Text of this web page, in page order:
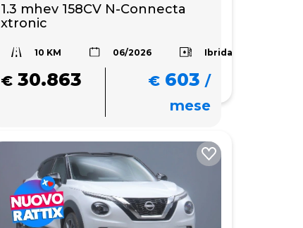
1.3 mhev 158CV N-Connecta
xtronic
10 KM 06/2026 Ibrida
€ 30.863 € 603 /
mese